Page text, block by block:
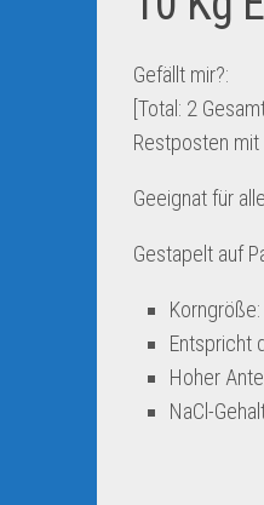
Gefällt mir?:
[Total: 2
Restposten mit
Geeignat für
Gestapelt auf
Entspricht
Hoher
NaCl-